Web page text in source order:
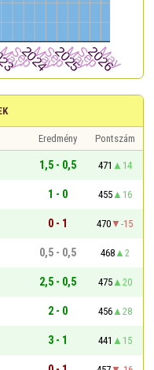
Eredmény
Pontszám
1,5 - 0,5 471
14
1 - 0 455
16
0 - 1 470
-15
0,5 - 0,5 468
2
2,5 - 0,5 475
20
2 - 0 456
28
3 - 1 441
15